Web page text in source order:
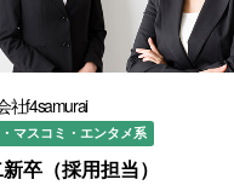
社f4samurai
マスコミ・エンタメ系
卒（採用担当）